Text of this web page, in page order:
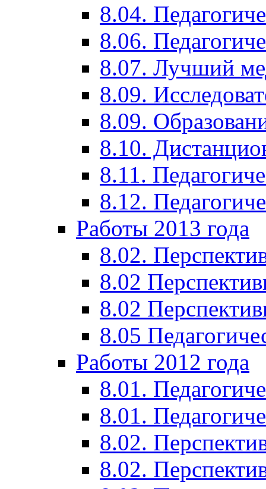
8.04.
8.06.
8.07. Лучший
8.09.
8.09.
8.10.
8.11.
8.12.
Работы 2013 года
8.02.
8.02
8.02
8.05
Работы 2012 года
8.01.
8.01.
8.02.
8.02.